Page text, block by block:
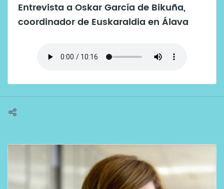
Entrevista a Oskar García de Bikuña,
coordinador de Euskaraldia en Álava